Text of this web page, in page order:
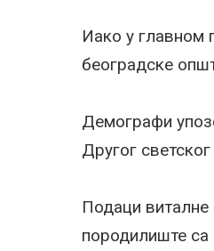
Иако у главном
београдске
Демографи
Другог
Подаци виталне
породилиште са